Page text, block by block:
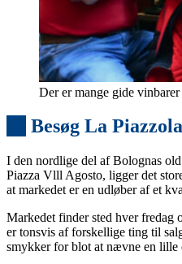
Der er mange gide
Besøg La
I den nordlige del af Bolognas
Piazza Vlll Agosto, ligger det
at markedet er en udløber af et
Markedet finder sted hver fredag
er tonsvis af forskellige ting til
smykker for blot at nævne en lille